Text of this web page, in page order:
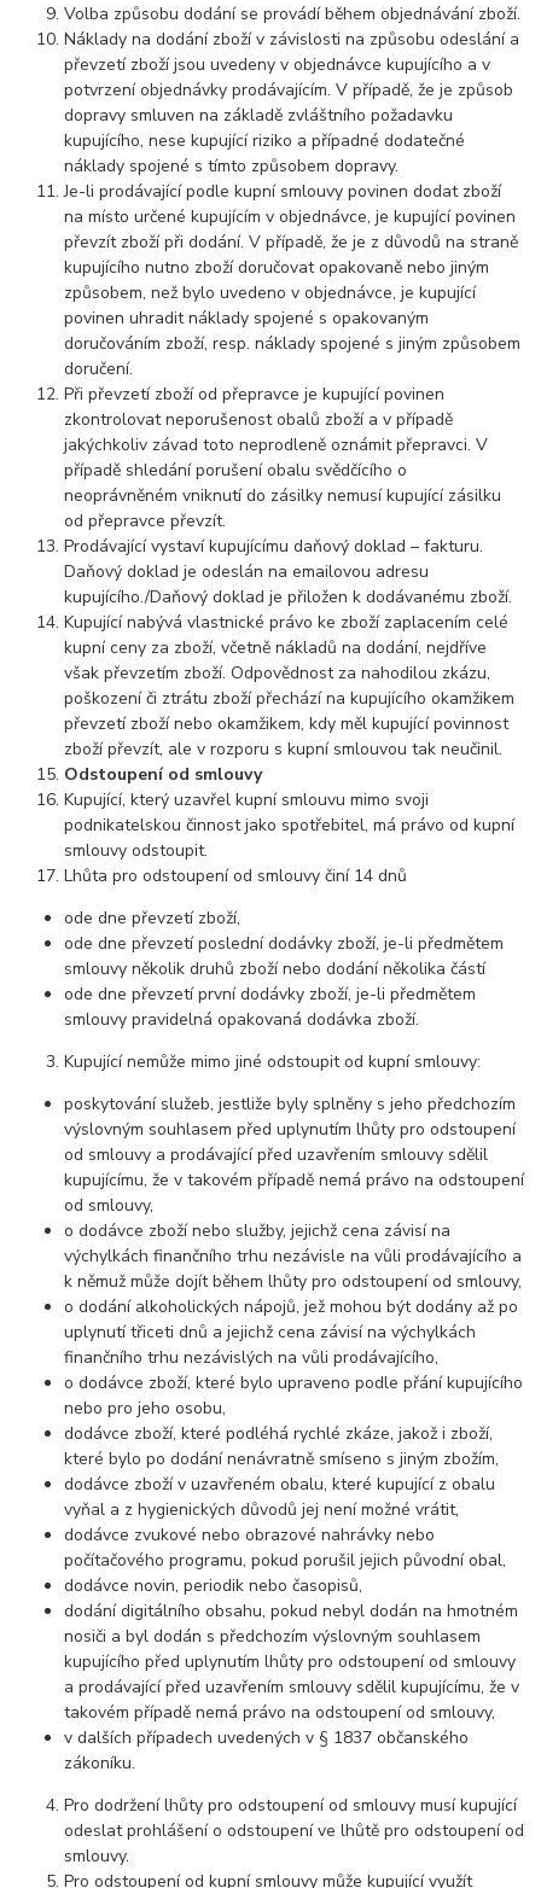
Volba způsobu dodání se provádí během objednávání zboží.
Náklady na dodání zboží v závislosti na způsobu odeslání a
převzetí zboží jsou uvedeny v objednávce kupujícího a v
potvrzení objednávky prodávajícím. V případě, že je způsob
dopravy smluven na základě zvláštního požadavku
kupujícího, nese kupující riziko a případné dodatečné
náklady spojené s tímto způsobem dopravy.
Je-li prodávající podle kupní smlouvy povinen dodat zboží
na místo určené kupujícím v objednávce, je kupující povinen
převzít zboží při dodání. V případě, že je z důvodů na straně
kupujícího nutno zboží doručovat opakovaně nebo jiným
způsobem, než bylo uvedeno v objednávce, je kupující
povinen uhradit náklady spojené s opakovaným
doručováním zboží, resp. náklady spojené s jiným způsobem
doručení.
Při převzetí zboží od přepravce je kupující povinen
zkontrolovat neporušenost obalů zboží a v případě
jakýchkoliv závad toto neprodleně oznámit přepravci. V
případě shledání porušení obalu svědčícího o
neoprávněném vniknutí do zásilky nemusí kupující zásilku
od přepravce převzít.
Prodávající vystaví kupujícímu daňový doklad – fakturu.
Daňový doklad je odeslán na emailovou adresu
kupujícího./Daňový doklad je přiložen k dodávanému zboží.
Kupující nabývá vlastnické právo ke zboží zaplacením celé
kupní ceny za zboží, včetně nákladů na dodání, nejdříve
však převzetím zboží. Odpovědnost za nahodilou zkázu,
poškození či ztrátu zboží přechází na kupujícího okamžikem
převzetí zboží nebo okamžikem, kdy měl kupující povinnost
zboží převzít, ale v rozporu s kupní smlouvou tak neučinil.
Odstoupení od smlouvy
Kupující, který uzavřel kupní smlouvu mimo svoji
podnikatelskou činnost jako spotřebitel, má právo od kupní
smlouvy odstoupit.
Lhůta pro odstoupení od smlouvy činí 14 dnů
ode dne převzetí zboží,
ode dne převzetí poslední dodávky zboží, je-li předmětem
smlouvy několik druhů zboží nebo dodání několika částí
ode dne převzetí první dodávky zboží, je-li předmětem
smlouvy pravidelná opakovaná dodávka zboží.
Kupující nemůže mimo jiné odstoupit od kupní smlouvy:
poskytování služeb, jestliže byly splněny s jeho předchozím
výslovným souhlasem před uplynutím lhůty pro odstoupení
od smlouvy a prodávající před uzavřením smlouvy sdělil
kupujícímu, že v takovém případě nemá právo na odstoupení
od smlouvy,
o dodávce zboží nebo služby, jejichž cena závisí na
výchylkách finančního trhu nezávisle na vůli prodávajícího a
k němuž může dojít během lhůty pro odstoupení od smlouvy,
o dodání alkoholických nápojů, jež mohou být dodány až po
uplynutí třiceti dnů a jejichž cena závisí na výchylkách
finančního trhu nezávislých na vůli prodávajícího,
o dodávce zboží, které bylo upraveno podle přání kupujícího
nebo pro jeho osobu,
dodávce zboží, které podléhá rychlé zkáze, jakož i zboží,
které bylo po dodání nenávratně smíseno s jiným zbožím,
dodávce zboží v uzavřeném obalu, které kupující z obalu
vyňal a z hygienických důvodů jej není možné vrátit,
dodávce zvukové nebo obrazové nahrávky nebo
počítačového programu, pokud porušil jejich původní obal,
dodávce novin, periodik nebo časopisů,
dodání digitálního obsahu, pokud nebyl dodán na hmotném
nosiči a byl dodán s předchozím výslovným souhlasem
kupujícího před uplynutím lhůty pro odstoupení od smlouvy
a prodávající před uzavřením smlouvy sdělil kupujícímu, že v
takovém případě nemá právo na odstoupení od smlouvy,
v dalších případech uvedených v § 1837 občanského
zákoníku.
Pro dodržení lhůty pro odstoupení od smlouvy musí kupující
odeslat prohlášení o odstoupení ve lhůtě pro odstoupení od
smlouvy.
Pro odstoupení od kupní smlouvy může kupující využít